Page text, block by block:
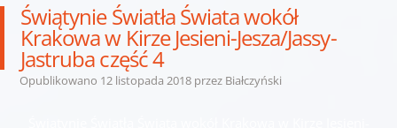
Świątynie Światła Świata wokół
Krakowa w Kirze Jesieni-Jesza/Jassy-
Jastruba część 4
Opublikowano 12 listopada 2018przez Białczyński